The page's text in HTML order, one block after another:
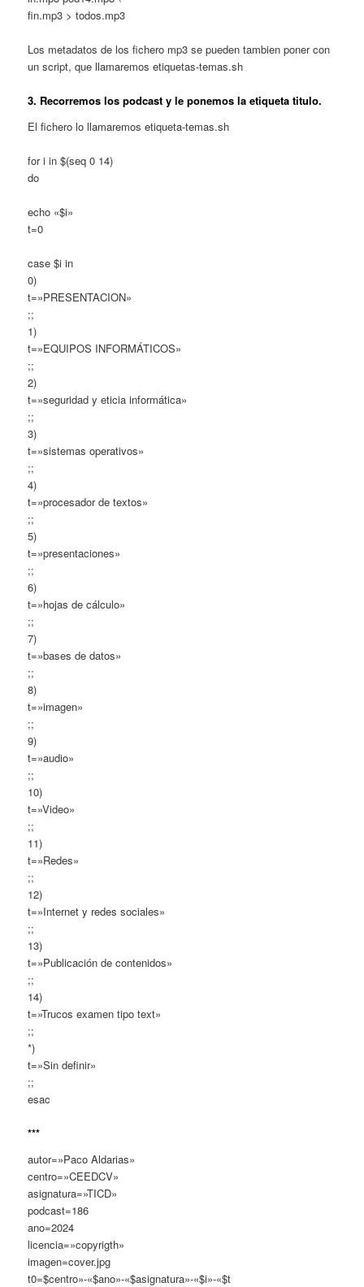
fin.mp3 > todos.mp3
Los metadatos de los fichero mp3 se pueden tambien poner con
un script, que llamaremos etiquetas-temas.sh
3. Recorremos los podcast y le ponemos la etiqueta titulo.
El fichero lo llamaremos etiqueta-temas.sh
for i in $(seq 0 14)
do
echo «$i»
t=0
case $i in
0)
t=»PRESENTACION»
;;
1)
t=»EQUIPOS INFORMÁTICOS»
;;
2)
t=»seguridad y eticia informática»
;;
3)
t=»sistemas operativos»
;;
4)
t=»procesador de textos»
;;
5)
t=»presentaciones»
;;
6)
t=»hojas de cálculo»
;;
7)
t=»bases de datos»
;;
8)
t=»imagen»
;;
9)
t=»audio»
;;
10)
t=»Video»
;;
11)
t=»Redes»
;;
12)
t=»Internet y redes sociales»
;;
13)
t=»Publicación de contenidos»
;;
14)
t=»Trucos examen tipo text»
;;
*)
t=»Sin definir»
;;
esac
***
autor=»Paco Aldarias»
centro=»CEEDCV»
asignatura=»TICD»
podcast=186
ano=2024
licencia=»copyrigth»
imagen=cover.jpg
t0=$centro»-«$ano»-«$asignatura»-«$i»-«$t